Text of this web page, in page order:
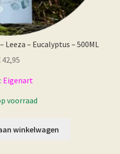
– Eucalyptus – 500ML
42,95
Eigenart
voorraad
winkelwagen